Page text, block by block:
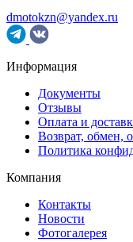
dmotokzn@yandex.ru
Информация
Документы
Отзывы
Оплата и
Возврат, обмен,
Политика
Компания
Контакты
Новости
Фотогалерея